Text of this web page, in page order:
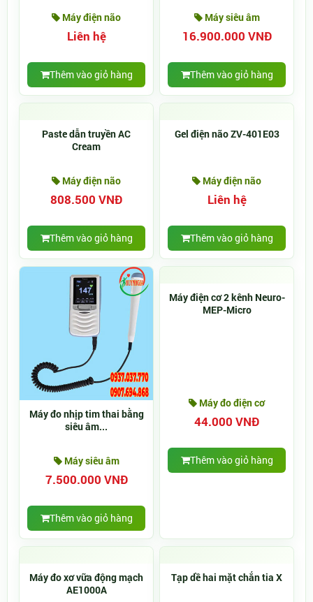
Máy điện não
Liên hệ
Thêm vào giỏ hàng
Máy siêu âm
16.900.000 VNĐ
Thêm vào giỏ hàng
Paste dẫn truyền AC
Cream
Máy điện não
808.500 VNĐ
Thêm vào giỏ hàng
Gel điện não ZV-401E03
Máy điện não
Liên hệ
Thêm vào giỏ hàng
Máy đo nhịp tim thai bằng
siêu âm...
Máy siêu âm
7.500.000 VNĐ
Thêm vào giỏ hàng
Máy điện cơ 2 kênh Neuro-
MEP-Micro
Máy đo điện cơ
44.000 VNĐ
Thêm vào giỏ hàng
Máy đo xơ vữa động mạch
AE1000A
Tạp dề hai mặt chắn tia X